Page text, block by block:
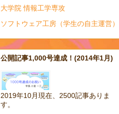
大学院 情報工学専攻
ソフトウェア工房（学生の自主運営）
公開記事1,000号達成！(2014年1月)
2019年10月現在、2500記事ありま
す。